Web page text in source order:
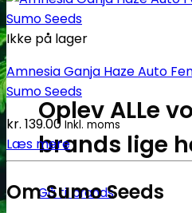
Oplev ALLe
brands lige
Gå til brands
Ikke på lager
Amnesia Ganja Haze Auto
Sumo Seeds
kr. 139.00 Inkl. moms
Læs mere
Om Sumo Seeds